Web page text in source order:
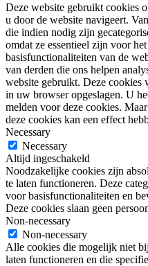
Deze website gebruikt cookies
u door de website navigeert.
die indien nodig zijn
omdat ze essentieel zijn voor
basisfunctionaliteiten van de
van derden die ons helpen
website gebruikt. Deze cookies
in uw browser opgeslagen. U
melden voor deze cookies.
deze cookies kan een effect
Necessary
Necessary
Altijd ingeschakeld
Noodzakelijke cookies zijn
te laten functioneren. Deze
voor basisfunctionaliteiten en
Deze cookies slaan geen
Non-necessary
Non-necessary
Alle cookies die mogelijk niet
laten functioneren en die